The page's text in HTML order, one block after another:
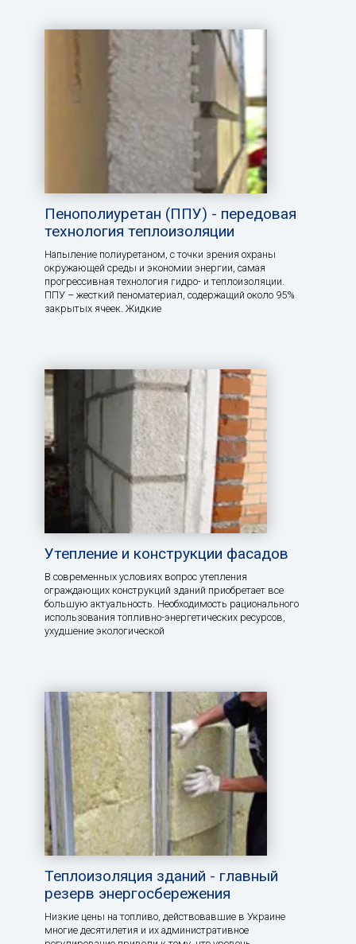
Пенополиуретан (ППУ) - передовая
технология теплоизоляции
Напыление полиуретаном, с точки зрения охраны
окружающей среды и экономии энергии, самая
прогрессивная технология гидро- и теплоизоляции.
ППУ – жесткий пеноматериал, содержащий около 95%
закрытых ячеек. Жидкие
Утепление и конструкции фасадов
В современных условиях вопрос утепления
ограждающих конструкций зданий приобретает все
большую актуальность. Необходимость рационального
использования топливно-энергетических ресурсов,
ухудшение экологической
Теплоизоляция зданий - главный
резерв энергосбережения
Низкие цены на топливо, действовавшие в Украине
многие десятилетия и их административное